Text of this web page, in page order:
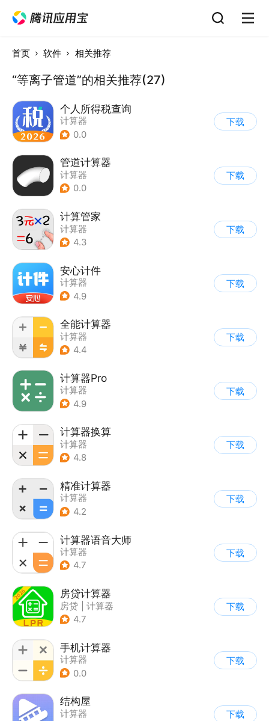
首页 软件 相关推荐
“等离子管道”的相关推荐(27)
个人所得税查询
计算器
0.0
下载
管道计算器
计算器
0.0
下载
计算管家
计算器
4.3
下载
安心计件
计算器
4.9
下载
全能计算器
计算器
4.4
下载
计算器Pro
计算器
4.9
下载
计算器换算
计算器
4.8
下载
精准计算器
计算器
4.2
下载
计算器语音大师
计算器
4.7
下载
房贷计算器
房贷
计算器
4.7
下载
手机计算器
计算器
0.0
下载
结构屋
计算器
下载